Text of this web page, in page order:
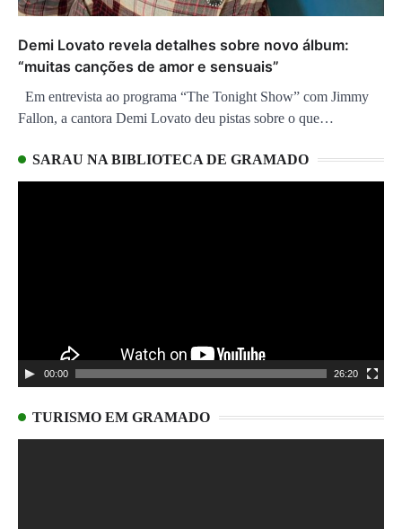
Demi Lovato revela detalhes sobre novo álbum:
“muitas canções de amor e sensuais”
Em entrevista ao programa “The Tonight Show” com Jimmy
Fallon, a cantora Demi Lovato deu pistas sobre o que…
SARAU NA BIBLIOTECA DE GRAMADO
00:00 26:20
TURISMO EM GRAMADO